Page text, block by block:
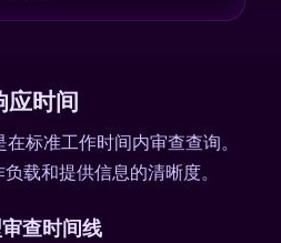
应时间
准工作时间内审查查询。
载和提供信息的清晰度。
查时间线